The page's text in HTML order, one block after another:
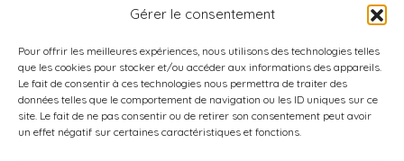
Gérer le consentement
Pour offrir les meilleures expériences, nous utilisons des technologies telles
que les cookies pour stocker et/ou accéder aux informations des appareils.
Le fait de consentir à ces technologies nous permettra de traiter des
données telles que le comportement de navigation ou les ID uniques sur ce
site. Le fait de ne pas consentir ou de retirer son consentement peut avoir
un effet négatif sur certaines caractéristiques et fonctions.
aucun cas des conseils financiers, juridiques ou
consulter des experts qualifiés avant de
prendre des décisions d'investissement,
immobilières ou d'expatriation. Bien que nous